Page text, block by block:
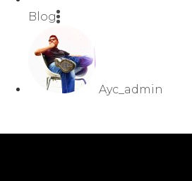
Blog
Ayc_admin